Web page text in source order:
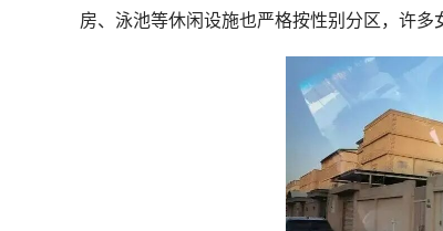
房、泳池等休闲设施也严格按性别分区，许多